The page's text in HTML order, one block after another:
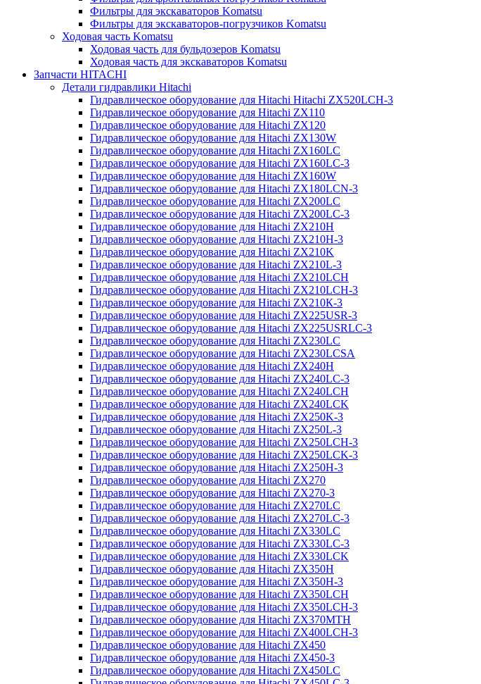
Фильтры для экскаваторов Komatsu
Фильтры для экскаваторов-погрузчиков Komatsu
Ходовая часть Komatsu
Ходовая часть для бульдозеров Komatsu
Ходовая часть для экскаваторов Komatsu
Запчасти HITACHI
Детали гидравлики Hitachi
Гидравлическое оборудование для Hitachi Hitachi ZX520LCH-3
Гидравлическое оборудование для Hitachi ZX110
Гидравлическое оборудование для Hitachi ZX120
Гидравлическое оборудование для Hitachi ZX130W
Гидравлическое оборудование для Hitachi ZX160LC
Гидравлическое оборудование для Hitachi ZX160LC-3
Гидравлическое оборудование для Hitachi ZX160W
Гидравлическое оборудование для Hitachi ZX180LCN-3
Гидравлическое оборудование для Hitachi ZX200LC
Гидравлическое оборудование для Hitachi ZX200LC-3
Гидравлическое оборудование для Hitachi ZX210H
Гидравлическое оборудование для Hitachi ZX210H-3
Гидравлическое оборудование для Hitachi ZX210K
Гидравлическое оборудование для Hitachi ZX210L-3
Гидравлическое оборудование для Hitachi ZX210LCH
Гидравлическое оборудование для Hitachi ZX210LCH-3
Гидравлическое оборудование для Hitachi ZX210К-3
Гидравлическое оборудование для Hitachi ZX225USR-3
Гидравлическое оборудование для Hitachi ZX225USRLC-3
Гидравлическое оборудование для Hitachi ZX230LC
Гидравлическое оборудование для Hitachi ZX230LCSA
Гидравлическое оборудование для Hitachi ZX240H
Гидравлическое оборудование для Hitachi ZX240LC-3
Гидравлическое оборудование для Hitachi ZX240LCH
Гидравлическое оборудование для Hitachi ZX240LCK
Гидравлическое оборудование для Hitachi ZX250K-3
Гидравлическое оборудование для Hitachi ZX250L-3
Гидравлическое оборудование для Hitachi ZX250LCH-3
Гидравлическое оборудование для Hitachi ZX250LCK-3
Гидравлическое оборудование для Hitachi ZX250Н-3
Гидравлическое оборудование для Hitachi ZX270
Гидравлическое оборудование для Hitachi ZX270-3
Гидравлическое оборудование для Hitachi ZX270LC
Гидравлическое оборудование для Hitachi ZX270LC-3
Гидравлическое оборудование для Hitachi ZX330LC
Гидравлическое оборудование для Hitachi ZX330LC-3
Гидравлическое оборудование для Hitachi ZX330LCK
Гидравлическое оборудование для Hitachi ZX350H
Гидравлическое оборудование для Hitachi ZX350H-3
Гидравлическое оборудование для Hitachi ZX350LCH
Гидравлическое оборудование для Hitachi ZX350LCH-3
Гидравлическое оборудование для Hitachi ZX370MTH
Гидравлическое оборудование для Hitachi ZX400LCH-3
Гидравлическое оборудование для Hitachi ZX450
Гидравлическое оборудование для Hitachi ZX450-3
Гидравлическое оборудование для Hitachi ZX450LC